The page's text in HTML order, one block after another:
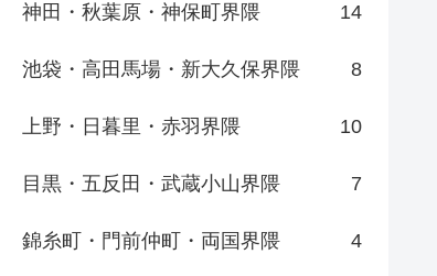
神田・秋葉原・神保町界隈 14
池袋・高田馬場・新大久保界隈 8
上野・日暮里・赤羽界隈 10
目黒・五反田・武蔵小山界隈 7
錦糸町・門前仲町・両国界隈 4